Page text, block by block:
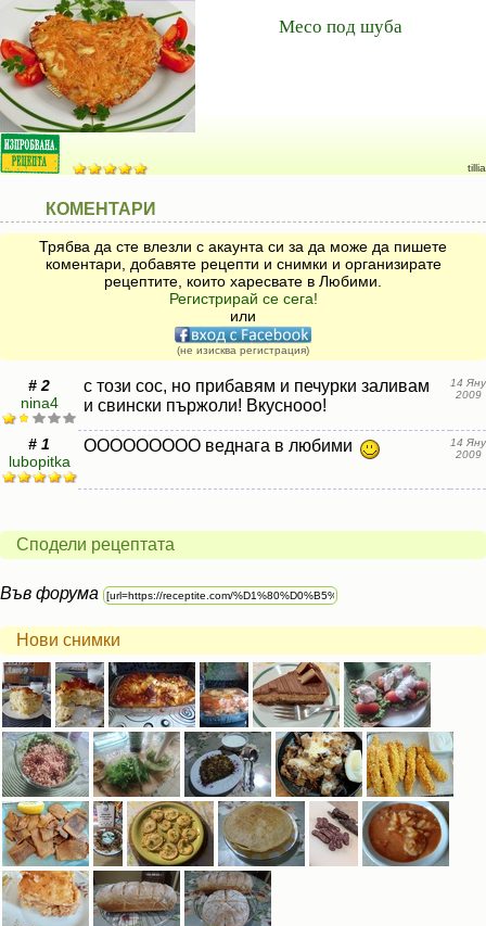
Месо под шуба
tillia
КОМЕНТАРИ
Трябва да сте влезли с акаунта си за да може да пишете
коментари, добавяте рецепти и снимки и организирате
рецептите, които харесвате в Любими.
Регистрирай се сега!
или
(не изисква регистрация)
# 2
nina4
с този сос, но прибавям и печурки заливам
и свински пържоли! Вкуснооо!
14 Яну
2009
# 1
lubopitka
ООООООООО веднага в любими
14 Яну
2009
Сподели рецептата
Във форума
Нови снимки